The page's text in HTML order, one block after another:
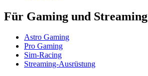
Für Gaming und Streaming
Astro Gaming
Pro Gaming
Sim-Racing
Streaming-Ausrüstung